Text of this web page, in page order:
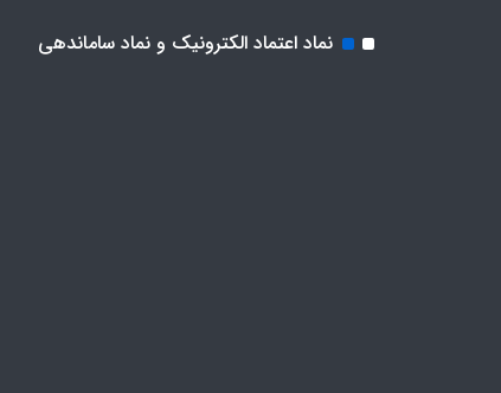
نماد اعتماد الکترونیک و نماد ساماندهی